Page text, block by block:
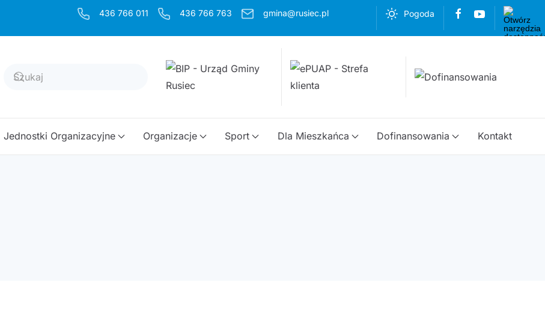
436 766 011 436 766 763 gmina@rusiec.pl Pogoda
Jednostki Organizacyjne Organizacje Sport Dla Mieszkańca Dofinansowania Kontakt